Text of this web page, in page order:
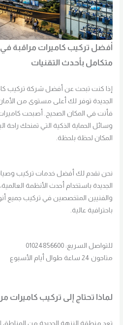
أفضل تركيب كاميرات مراقبة في
متكامل بأحدث التقنيات
إذا كنت تبحث عن أفضل شركة تركيب
الجديدة توفر لك أعلى مستوى من
فأنت في المكان الصحيح. أصبحت
وسائل الحماية الذكية التي تمنحك
المكان لحظة بلحظة.
نحن نقدم لك أفضل خدمات تركيب
الجديدة باستخدام أحدث الأنظمة
والفنيين المتخصصين في تركيب جميع
باحترافية عالية.
للتواصل السريع: 01024856600
متاحون 24 ساعة طوال أيام الأسبوع
لماذا تحتاج إلى تركيب كاميرات
تعد منطقة النزهة الجديدة من المناطق